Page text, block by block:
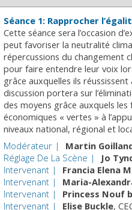
Séance 1: Rapprocher
Cette séance sera l’occasion
peut favoriser la neutralité
répercussions du changement
pour faire entendre leur voix
grâce auxquelles ils
discussion portera sur
des moyens grâce auxquels
économiques « vertes » à
niveaux national, régional et
Modérateur
Martin
Réglage De La Scène
Jo
Intervenant
Francia Elena
Intervenant
Maria-
Intervenant
Princess Nouf
Intervenant
Elise Buckle